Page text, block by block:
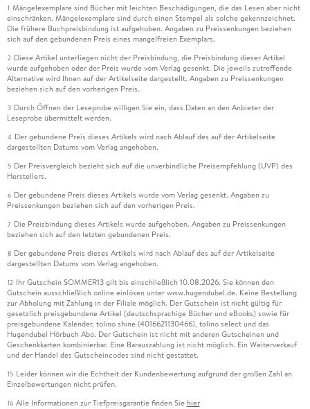
1 Mängelexemplare sind Bücher mit leichten Beschädigungen, die das Lesen aber nicht
einschränken. Mängelexemplare sind durch einen Stempel als solche gekennzeichnet.
Die frühere Buchpreisbindung ist aufgehoben. Angaben zu Preissenkungen beziehen
sich auf den gebundenen Preis eines mangelfreien Exemplars.
2 Diese Artikel unterliegen nicht der Preisbindung, die Preisbindung dieser Artikel
wurde aufgehoben oder der Preis wurde vom Verlag gesenkt. Die jeweils zutreffende
Alternative wird Ihnen auf der Artikelseite dargestellt. Angaben zu Preissenkungen
beziehen sich auf den vorherigen Preis.
3 Durch Öffnen der Leseprobe willigen Sie ein, dass Daten an den Anbieter der
Leseprobe übermittelt werden.
4 Der gebundene Preis dieses Artikels wird nach Ablauf des auf der Artikelseite
dargestellten Datums vom Verlag angehoben.
5 Der Preisvergleich bezieht sich auf die unverbindliche Preisempfehlung (UVP) des
Herstellers.
6 Der gebundene Preis dieses Artikels wurde vom Verlag gesenkt. Angaben zu
Preissenkungen beziehen sich auf den vorherigen Preis.
7 Die Preisbindung dieses Artikels wurde aufgehoben. Angaben zu Preissenkungen
beziehen sich auf den letzten gebundenen Preis.
8 Der gebundene Preis dieses Artikels wird nach Ablauf des auf der Artikelseite
dargestellten Datums vom Verlag angehoben.
12 Ihr Gutschein SOMMER13 gilt bis einschließlich 10.08.2026. Sie können den
Gutschein ausschließlich online einlösen unter www.hugendubel.de. Keine Bestellung
zur Abholung mit Zahlung in der Filiale möglich. Der Gutschein ist nicht gültig für
gesetzlich preisgebundene Artikel (deutschsprachige Bücher und eBooks) sowie für
preisgebundene Kalender, tolino shine (4016621130466), tolino select und das
Hugendubel Hörbuch Abo. Der Gutschein ist nicht mit anderen Gutscheinen und
Geschenkkarten kombinierbar. Eine Barauszahlung ist nicht möglich. Ein Weiterverkauf
und der Handel des Gutscheincodes sind nicht gestattet.
15 Leider können wir die Echtheit der Kundenbewertung aufgrund der großen Zahl an
Einzelbewertungen nicht prüfen.
16 Alle Informationen zur Tiefpreisgarantie finden Sie hier